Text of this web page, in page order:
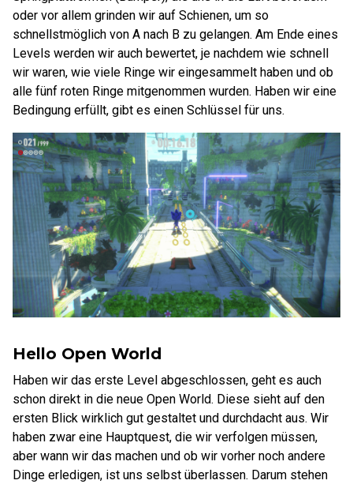
oder vor allem grinden wir auf Schienen, um so
schnellstmöglich von A nach B zu gelangen. Am Ende eines
Levels werden wir auch bewertet, je nachdem wie schnell
wir waren, wie viele Ringe wir eingesammelt haben und ob
alle fünf roten Ringe mitgenommen wurden. Haben wir eine
Bedingung erfüllt, gibt es einen Schlüssel für uns.
Hello Open World
Haben wir das erste Level abgeschlossen, geht es auch
schon direkt in die neue Open World. Diese sieht auf den
ersten Blick wirklich gut gestaltet und durchdacht aus. Wir
haben zwar eine Hauptquest, die wir verfolgen müssen,
aber wann wir das machen und ob wir vorher noch andere
Dinge erledigen, ist uns selbst überlassen. Darum stehen